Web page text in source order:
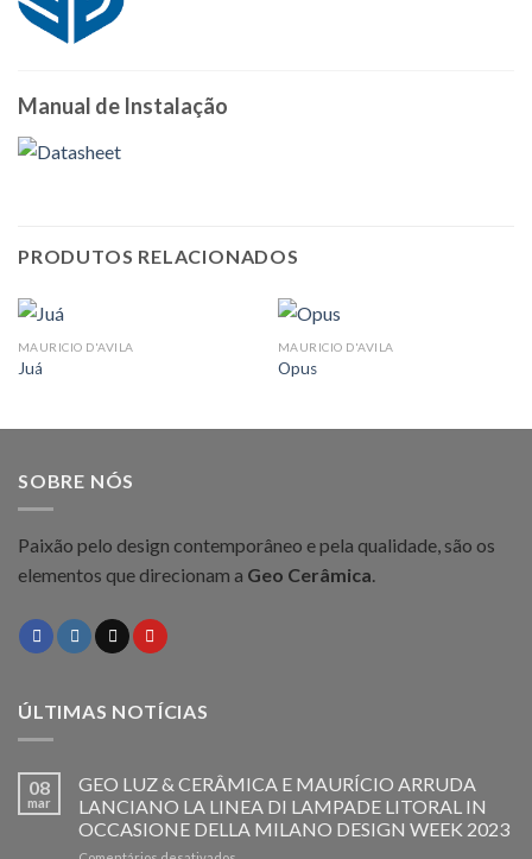
Manual de Instalação
PRODUTOS RELACIONADOS
MAURICIO D'AVILA
Juá
MAURICIO D'AVILA
Opus
SOBRE NÓS
Paixão pelo design contemporâneo e pela qualidade, são os
elementos que direcionam a Geo Cerâmica.
ÚLTIMAS NOTÍCIAS
08
mar
GEO LUZ & CERÂMICA E MAURÍCIO ARRUDA
LANCIANO LA LINEA DI LAMPADE LITORAL IN
OCCASIONE DELLA MILANO DESIGN WEEK 2023